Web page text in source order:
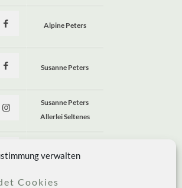
verwalten
Cookies
Alpine Peters
Susanne Peters
Susanne Peters
Allerlei Seltenes
Allerlei Seltenes